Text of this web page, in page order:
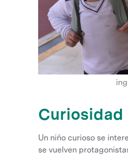
Curiosidad
Un niño curioso se
se vuelven